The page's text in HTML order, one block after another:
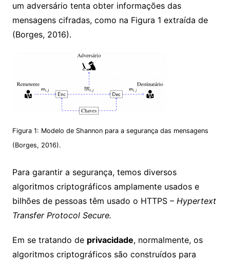
um adversário tenta obter informações das
mensagens cifradas, como na Figura 1 extraída de
(Borges, 2016).
Figura 1: Modelo de Shannon para a segurança das mensagens
(Borges, 2016).
Para garantir a segurança, temos diversos
algoritmos criptográficos amplamente usados e
bilhões de pessoas têm usado o HTTPS – Hypertext
Transfer Protocol Secure.
Em se tratando de privacidade, normalmente, os
algoritmos criptográficos são construídos para